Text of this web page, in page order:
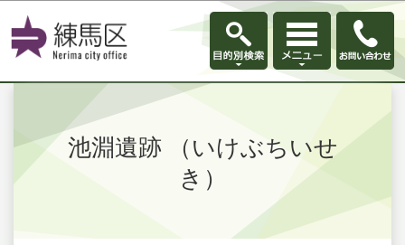
このページの本文へ移動
池淵遺跡 （いけぶちいせ
き）